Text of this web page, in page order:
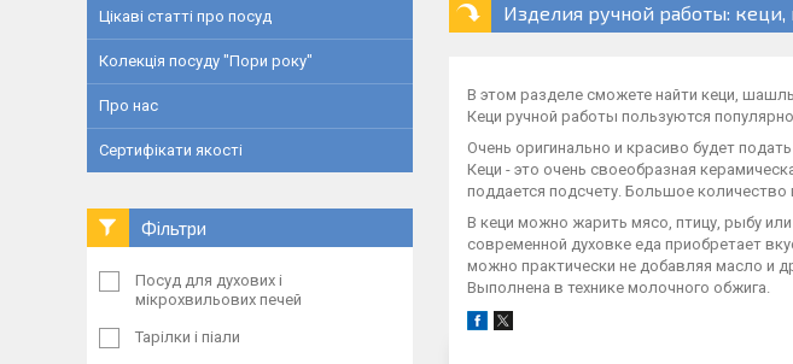
Изделия ручной работы:
В этом разделе сможете найти кеци,
Кеци ручной работы пользуются
Очень оригинально и красиво будет
Кеци - это очень своеобразная
поддается подсчету. Большое количество
В кеци можно жарить мясо, птицу, рыбу
современной духовке еда приобретает
можно практически не добавляя масло и
Выполнена в технике молочного обжига.
Цікаві статті про посуд
Колекція посуду "Пори року"
Про нас
Сертифікати якості
Фільтри
Посуд для духових і
мікрохвильових печей
Тарілки і піали